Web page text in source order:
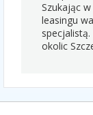
Szukając
leasingu
okolic